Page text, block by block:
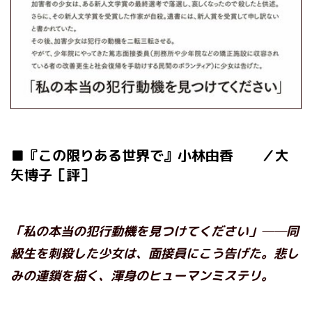
■『この限りある世界で』小林由香 ／大
矢博子［評］
「私の本当の犯行動機を見つけてください」──同
級生を刺殺した少女は、面接員にこう告げた。悲し
みの連鎖を描く、渾身のヒューマンミステリ。